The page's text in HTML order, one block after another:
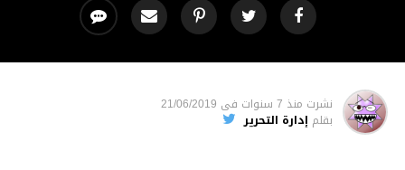
نشرت منذ 7 سنوات فى 21/06/2019
بقلم إدارة التحرير